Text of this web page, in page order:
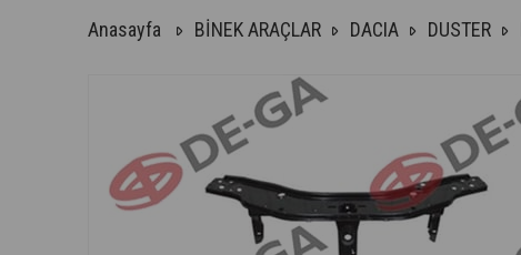
Anasayfa BİNEK ARAÇLAR DACIA DUSTER